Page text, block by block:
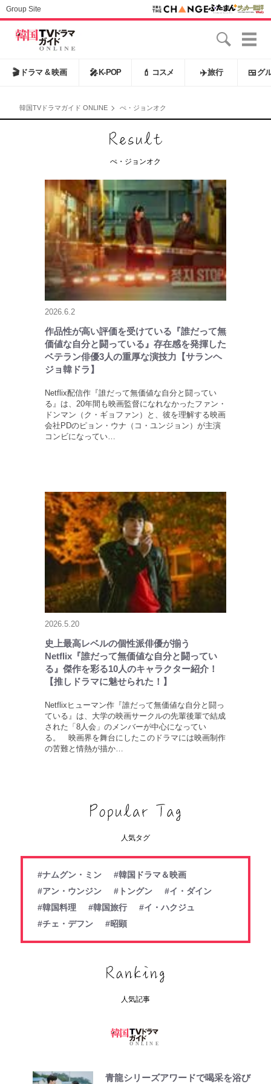
Group Site
🎬 ドラマ & 映画 🎤 K-POP 💄 コスメ ✈️旅行 🍱 グ
韓国TVドラマガイド ONLINE ぺ・ジョンオク
ぺ・ジョンオク
2026.6.2
作品性が高い評価を受けている『誰だって無
価値な自分と闘っている』存在感を発揮した
ベテラン俳優3人の重厚な演技力【サランヘ
ジョ韓ドラ】
Netflix配信作『誰だって無価値な自分と闘ってい
る』は、20年間も映画監督になれなかったファン・
ドンマン（ク・ギョファン）と、彼を理解する映画
会社PDのピョン・ウナ（コ・ユンジョン）が主演
コンビになってい…
2026.5.20
史上最高レベルの個性派俳優が揃う
Netflix『誰だって無価値な自分と闘ってい
る』傑作を彩る10人のキャラクター紹介！
【推しドラマに魅せられた！】
Netflixヒューマン作『誰だって無価値な自分と闘っ
ている』は、大学の映画サークルの先輩後輩で結成
された「8人会」のメンバーが中心になってい
る。 映画界を舞台にしたこのドラマには映画制作
の苦難と情熱が描か…
人気タグ
#ナムグン・ミン
#韓国ドラマ＆映画
#アン・ウンジン
#トングン
#イ・ダイン
#韓国料理
#韓国旅行
#イ・ハクジュ
#チェ・デフン
#昭顕
人気記事
青龍シリーズアワードで喝采を浴び